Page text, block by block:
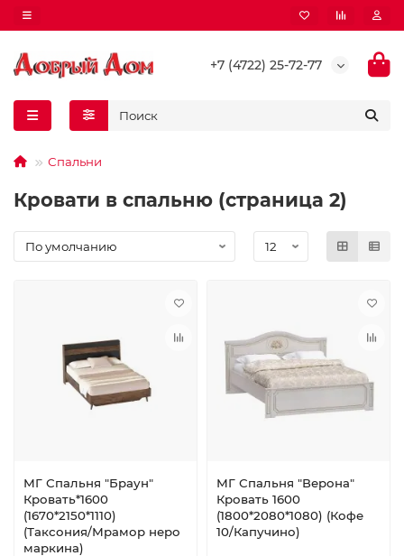
+7 (4722) 25-72-77
Спальни
Кровати в спальню (страница 2)
МГ Спальня "Браун"
Кровать*1600
(1670*2150*1110)
(Таксония/Мрамор неро
маркина)
МГ Спальня "Верона"
Кровать 1600
(1800*2080*1080) (Кофе
10/Капучино)